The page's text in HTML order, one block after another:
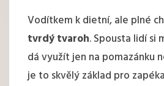
Vodítkem k dietní, ale plné
tvrdý tvaroh. Spousta lidí si
dá využít jen na pomazánku
je to skvělý základ pro